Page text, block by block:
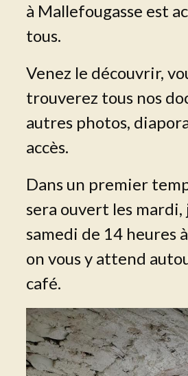
à Mallefougasse est
tous.
Venez le découvrir,
trouverez tous nos
autres photos,
accès.
Dans un premier
sera ouvert les
samedi de 14 heures
on vous y attend
café.